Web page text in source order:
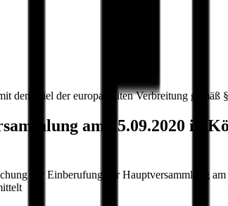
dem Ziel der europaweiten Verbreitung gemäß
am 15.09.2020 in
der Einberufung zur Hauptversammlung